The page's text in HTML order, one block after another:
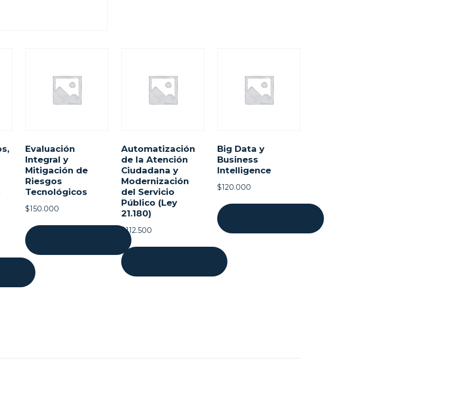
Evaluación
Integral y
Mitigación de
Riesgos
Tecnológicos
$150.000
Automatización
de la Atención
Ciudadana y
Modernización
del Servicio
Público (Ley
21.180)
$112.500
Big Data y
Business
Intelligence
$120.000